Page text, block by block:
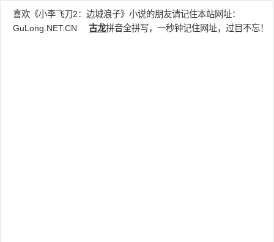
喜欢《小李飞刀2：边城浪子》小说的朋友请记住本站网址：
GuLong.NET.CN
古龙拼音全拼写，一秒钟记住网址，过目不忘！